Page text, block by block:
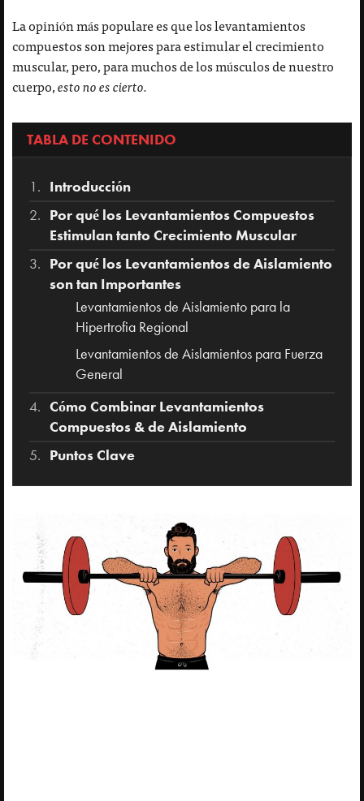
La opinión más populare es que los levantamientos
compuestos son mejores para estimular el crecimiento
muscular, pero, para muchos de los músculos de nuestro
cuerpo,esto no es cierto.
TABLA DE CONTENIDO
Introducción
Por qué los Levantamientos Compuestos
Estimulan tanto Crecimiento Muscular
Por qué los Levantamientos de Aislamiento
son tan Importantes
Levantamientos de Aislamiento para la
Hipertrofia Regional
Levantamientos de Aislamientos para Fuerza
General
Cómo Combinar Levantamientos
Compuestos & de Aislamiento
Puntos Clave